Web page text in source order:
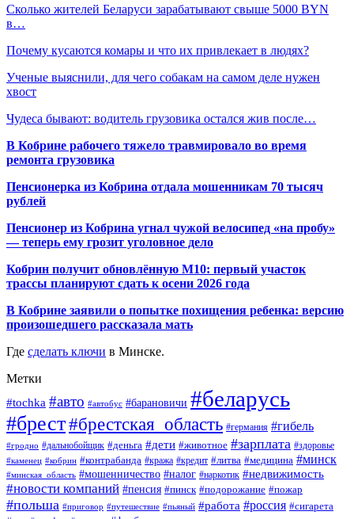
Сколько жителей Беларуси зарабатывают свыше 5000 BYN
в…
Почему кусаются комары и что их привлекает в людях?
Ученые выяснили, для чего собакам на самом деле нужен
хвост
Чудеса бывают: водитель грузовика остался жив после…
В Кобрине рабочего тяжело травмировало во время
ремонта грузовика
Пенсионерка из Кобрина отдала мошенникам 70 тысяч
рублей
Пенсионер из Кобрина угнал чужой велосипед «на пробу»
— теперь ему грозит уголовное дело
Кобрин получит обновлённую М10: первый участок
трассы планируют сдать к осени 2026 года
В Кобрине заявили о попытке похищения ребенка: версию
произошедшего рассказала мать
Где сделать ключи в Минске.
Метки
#tochka #авто #автобус #барановичи #беларусь
#брест#брестская_область #германия #гибель
#гродно #дальнобойщик #деньга #дети #животное #зарплата #здоровье
#каменец #кобрин #контрабанда #кража #кредит #литва #медицина #минск
#минская_область #мошенничество #налог #наркотик #недвижимость
#новости компаний #пенсия #пинск #подорожание #пожар
#польша #приговор #путешествие #пьяный #работа #россия #сигарета